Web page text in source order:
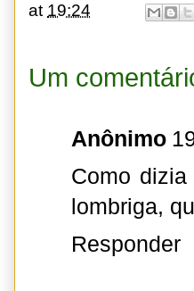
at 19:24
Um
Anônimo
Como
lombriga,
Responder